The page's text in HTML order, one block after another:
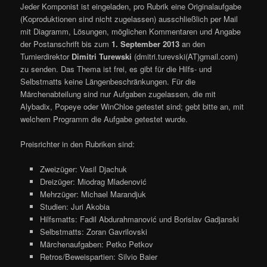
Jeder Komponist ist eingeladen, pro Rubrik eine Originalaufgabe
(Koproduktionen sind nicht zugelassen) ausschließlich per Mail
mit Diagramm, Lösungen, möglichen Kommentaren und Angabe
der Postanschrift bis zum 1. September 2013 an den
Turnierdirektor Dimitri Turewski (dmitri.turevski(AT)gmail.com)
zu senden. Das Thema ist frei, es gibt für die Hilfs- und
Selbstmatts keine Längenbeschränkungen. Für die
Märchenabteilung sind nur Aufgaben zugelassen, die mit
Alybadix, Popeye oder WinChloe getestet sind; gebt bitte an, mit
welchem Programm die Aufgabe getestet wurde.
Preisrichter in den Rubriken sind:
Zweizüger: Vasil Djachuk
Dreizüger: Miodrag Mladenović
Mehrzüger: Michael Marandjuk
Studien: Juri Akobia
Hilfsmatts: Fadil Abdurahmanović und Borislav Gadjanski
Selbstmatts: Zoran Gavrilovski
Märchenaufgaben: Petko Petkov
Retros/Beweispartien: Silvio Baier